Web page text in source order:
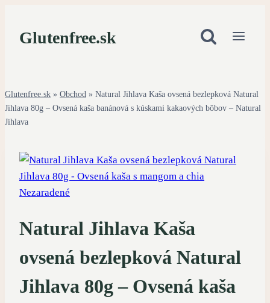
content
Glutenfree.sk
Glutenfree.sk » Obchod » Natural Jihlava Kaša ovsená bezlepková Natural
Jihlava 80g – Ovsená kaša banánová s kúskami kakaových bôbov – Natural
Jihlava
Nezaradené
Natural Jihlava Kaša
ovsená bezlepková Natural
Jihlava 80g – Ovsená kaša